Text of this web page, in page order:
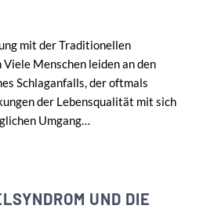
mit der Traditionellen
Menschen leiden an den
Schlaganfalls, der oftmals
der Lebensqualität mit sich
Umgang…
UND DIE